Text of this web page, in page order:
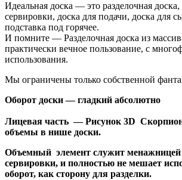
Идеальная доска — это разделочная доска,
сервировки, доска для подачи, доска для
подставка под горячее.
И помните — Разделочная доска из
практически вечное пользование, с
использования.
Мы ограничены только собственной
Оборот доски — гладкий абсолютно
Лицевая часть — Рисунок 3D
объемы в нише доски.
Объемный элемент служит менажницей
сервировки, и полностью не мешает
оборот, как сторону для разделки.